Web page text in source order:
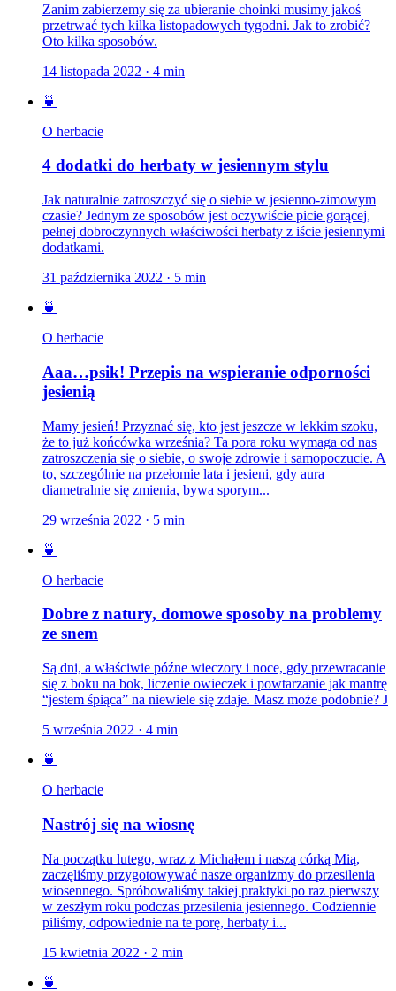
Zanim zabierzemy się za ubieranie choinki musimy jakoś
przetrwać tych kilka listopadowych tygodni. Jak to zrobić?
Oto kilka sposobów.
14 listopada 2022 · 4 min
🍵
O herbacie
4 dodatki do herbaty w jesiennym stylu
Jak naturalnie zatroszczyć się o siebie w jesienno-zimowym
czasie? Jednym ze sposobów jest oczywiście picie gorącej,
pełnej dobroczynnych właściwości herbaty z iście jesiennymi
dodatkami.
31 października 2022 · 5 min
🍵
O herbacie
Aaa…psik! Przepis na wspieranie odporności
jesienią
Mamy jesień! Przyznać się, kto jest jeszcze w lekkim szoku,
że to już końcówka września? Ta pora roku wymaga od nas
zatroszczenia się o siebie, o swoje zdrowie i samopoczucie. A
to, szczególnie na przełomie lata i jesieni, gdy aura
diametralnie się zmienia, bywa sporym...
29 września 2022 · 5 min
🍵
O herbacie
Dobre z natury, domowe sposoby na problemy
ze snem
Są dni, a właściwie późne wieczory i noce, gdy przewracanie
się z boku na bok, liczenie owieczek i powtarzanie jak mantrę
“jestem śpiąca” na niewiele się zdaje. Masz może podobnie? J
5 września 2022 · 4 min
🍵
O herbacie
Nastrój się na wiosnę
Na początku lutego, wraz z Michałem i naszą córką Mią,
zaczęliśmy przygotowywać nasze organizmy do przesilenia
wiosennego. Spróbowaliśmy takiej praktyki po raz pierwszy
w zeszłym roku podczas przesilenia jesiennego. Codziennie
piliśmy, odpowiednie na te porę, herbaty i...
15 kwietnia 2022 · 2 min
🍵